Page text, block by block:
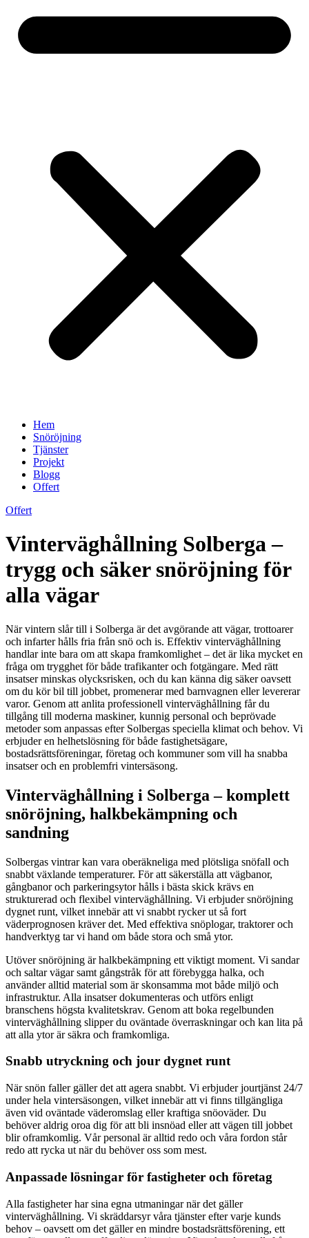
Hem
Snöröjning
Tjänster
Projekt
Blogg
Offert
Offert
Vinterväghållning Solberga –
trygg och säker snöröjning för
alla vägar
När vintern slår till i Solberga är det avgörande att vägar, trottoarer
och infarter hålls fria från snö och is. Effektiv vinterväghållning
handlar inte bara om att skapa framkomlighet – det är lika mycket en
fråga om trygghet för både trafikanter och fotgängare. Med rätt
insatser minskas olycksrisken, och du kan känna dig säker oavsett
om du kör bil till jobbet, promenerar med barnvagnen eller levererar
varor. Genom att anlita professionell vinterväghållning får du
tillgång till moderna maskiner, kunnig personal och beprövade
metoder som anpassas efter Solbergas speciella klimat och behov. Vi
erbjuder en helhetslösning för både fastighetsägare,
bostadsrättsföreningar, företag och kommuner som vill ha snabba
insatser och en problemfri vintersäsong.
Vinterväghållning i Solberga – komplett
snöröjning, halkbekämpning och
sandning
Solbergas vintrar kan vara oberäkneliga med plötsliga snöfall och
snabbt växlande temperaturer. För att säkerställa att vägbanor,
gångbanor och parkeringsytor hålls i bästa skick krävs en
strukturerad och flexibel vinterväghållning. Vi erbjuder snöröjning
dygnet runt, vilket innebär att vi snabbt rycker ut så fort
väderprognosen kräver det. Med effektiva snöplogar, traktorer och
handverktyg tar vi hand om både stora och små ytor.
Utöver snöröjning är halkbekämpning ett viktigt moment. Vi sandar
och saltar vägar samt gångstråk för att förebygga halka, och
använder alltid material som är skonsamma mot både miljö och
infrastruktur. Alla insatser dokumenteras och utförs enligt
branschens högsta kvalitetskrav. Genom att boka regelbunden
vinterväghållning slipper du oväntade överraskningar och kan lita på
att alla ytor är säkra och framkomliga.
Snabb utryckning och jour dygnet runt
När snön faller gäller det att agera snabbt. Vi erbjuder jourtjänst 24/7
under hela vintersäsongen, vilket innebär att vi finns tillgängliga
även vid oväntade väderomslag eller kraftiga snöoväder. Du
behöver aldrig oroa dig för att bli insnöad eller att vägen till jobbet
blir oframkomlig. Vår personal är alltid redo och våra fordon står
redo att rycka ut när du behöver oss som mest.
Anpassade lösningar för fastigheter och företag
Alla fastigheter har sina egna utmaningar när det gäller
vinterväghållning. Vi skräddarsyr våra tjänster efter varje kunds
behov – oavsett om det gäller en mindre bostadsrättsförening, ett